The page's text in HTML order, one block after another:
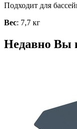
Подходит для
Вес: 7,7 кг
Недавно Вы